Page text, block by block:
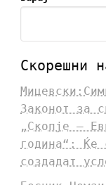
Скорешни
Законот за
„Скопје –
година“: Ќе
создадат